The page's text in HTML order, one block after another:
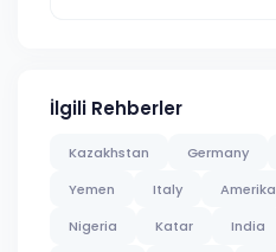
İlgili Rehberler
Kazakhstan Germany
Yemen
Italy Amerika
Nigeria
Katar India